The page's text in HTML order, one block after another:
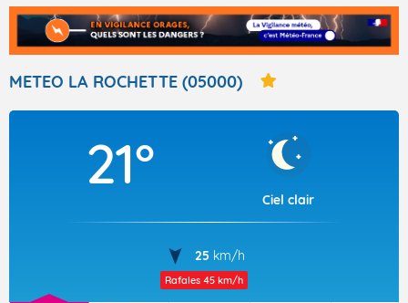
TOUS LES RÉSULTATS
Articles
METEO LA ROCHETTE (05000)
21°
Ciel clair
25 km/h
Rafales 45 km/h